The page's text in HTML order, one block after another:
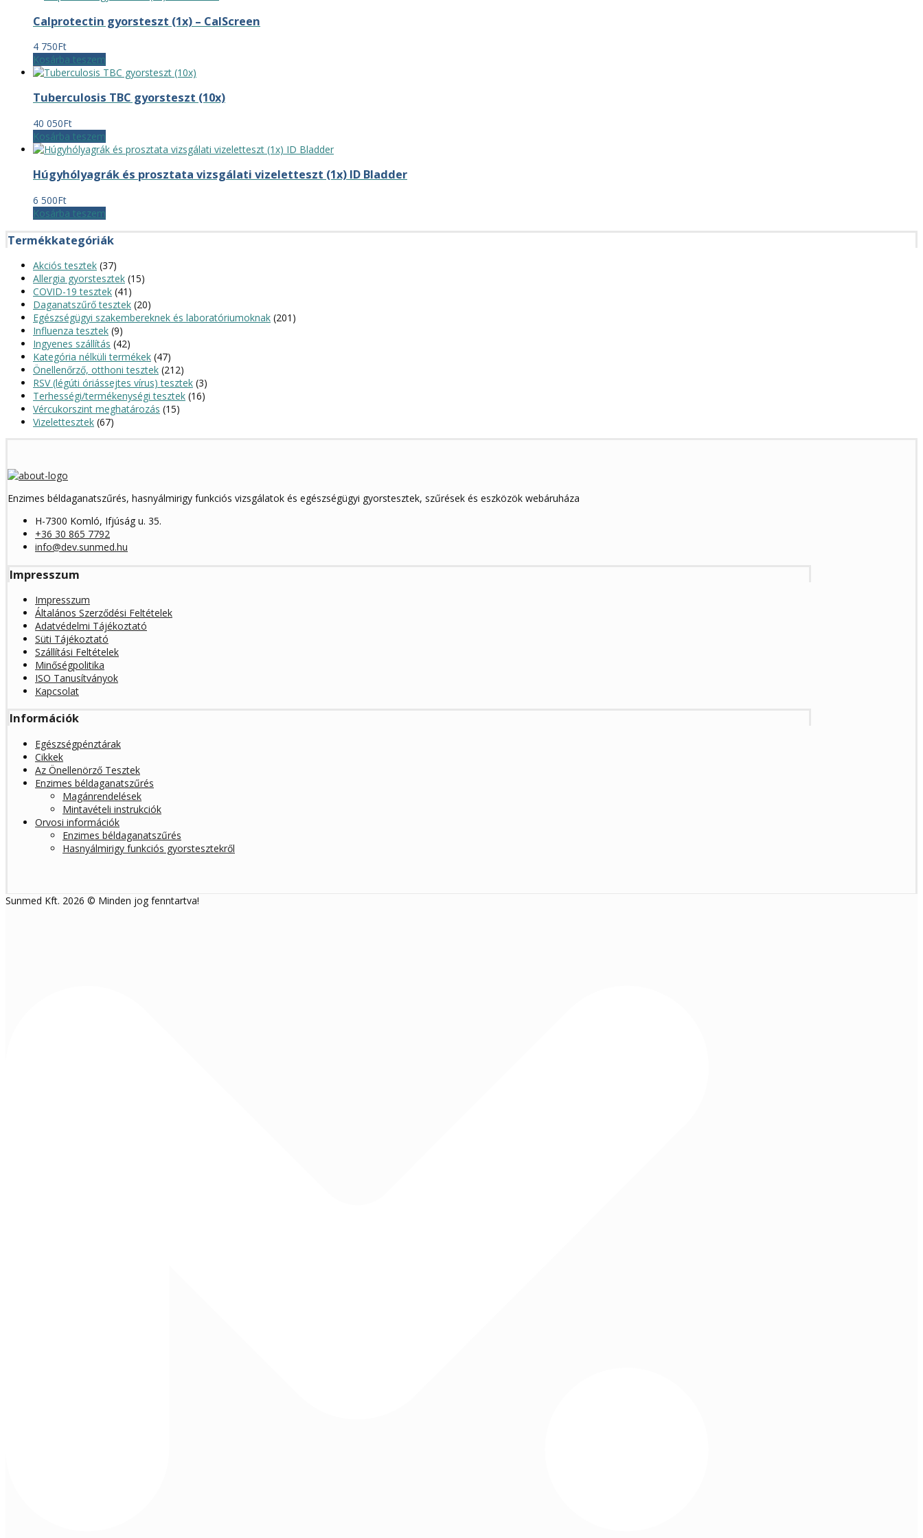
Calprotectin gyorsteszt (1x) – CalScreen
4 750Ft
Kosárba teszem
Tuberculosis TBC gyorsteszt (10x)
40 050Ft
Kosárba teszem
Húgyhólyagrák és prosztata vizsgálati vizeletteszt (1x) ID Bladder
6 500Ft
Kosárba teszem
Termékkategóriák
Akciós tesztek (37)
Allergia gyorstesztek (15)
COVID-19 tesztek (41)
Daganatszűrő tesztek (20)
Egészségügyi szakembereknek és laboratóriumoknak (201)
Influenza tesztek (9)
Ingyenes szállítás (42)
Kategória nélküli termékek (47)
Önellenőrző, otthoni tesztek (212)
RSV (légúti óriássejtes vírus) tesztek (3)
Terhességi/termékenységi tesztek (16)
Vércukorszint meghatározás (15)
Vizelettesztek (67)
Enzimes béldaganatszűrés, hasnyálmirigy funkciós vizsgálatok és egészségügyi gyorstesztek, szűrések és eszközök webáruháza
H-7300 Komló, Ifjúság u. 35.
+36 30 865 7792
info@dev.sunmed.hu
Impresszum
Impresszum
Általános Szerződési Feltételek
Adatvédelmi Tájékoztató
Süti Tájékoztató
Szállítási Feltételek
Minőségpolitika
ISO Tanusítványok
Kapcsolat
Információk
Egészségpénztárak
Cikkek
Az Önellenörző Tesztek
Enzimes béldaganatszűrés
Magánrendelések
Mintavételi instrukciók
Orvosi információk
Enzimes béldaganatszűrés
Hasnyálmirigy funkciós gyorstesztekről
Sunmed Kft. 2026 © Minden jog fenntartva!